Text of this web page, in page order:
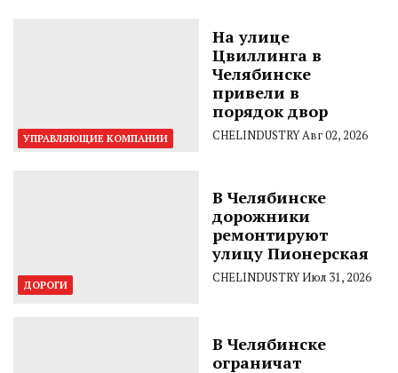
УПРАВЛЯЮЩИЕ КОМПАНИИ
На улице
Цвиллинга в
Челябинске
привели в
порядок двор
CHELINDUSTRYАвг 02, 2026
ДОРОГИ
В Челябинске
дорожники
ремонтируют
улицу Пионерская
CHELINDUSTRYИюл 31, 2026
В Челябинске
ограничат